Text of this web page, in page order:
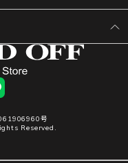
号
Reserved.